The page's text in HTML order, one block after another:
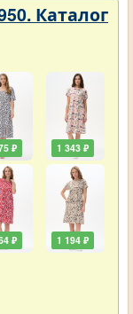
Каталог
₽
₽
1 343 ₽
1 194 ₽